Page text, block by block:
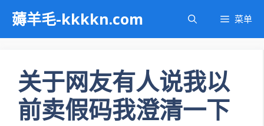
内
薅羊毛-kkkkn.com 菜单
关于网友有人说我以
前卖假码我澄清一下